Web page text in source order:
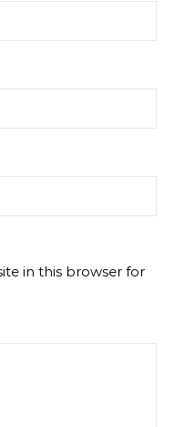
in this browser for